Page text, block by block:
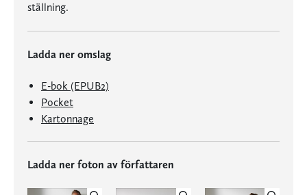
ställning.
Ladda ner omslag
E-bok (EPUB2)
Pocket
Kartonnage
Ladda ner foton av författaren